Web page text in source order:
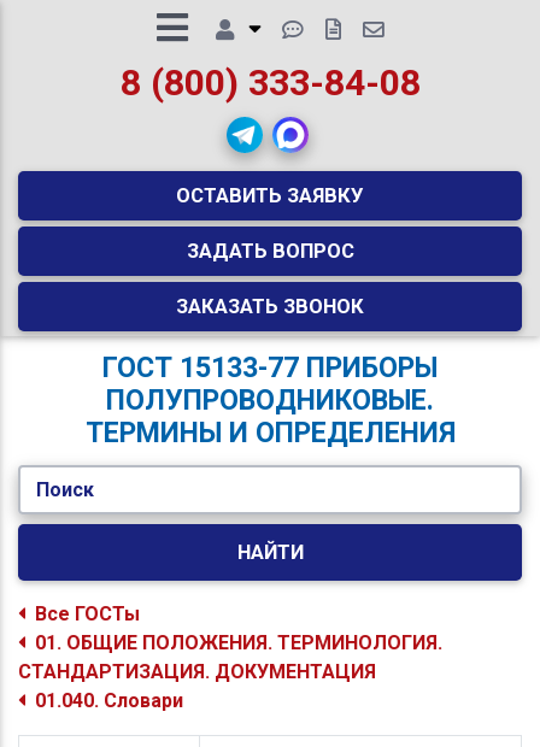
8 (800) 333-84-08
ОСТАВИТЬ ЗАЯВКУ
ЗАДАТЬ ВОПРОС
ЗАКАЗАТЬ ЗВОНОК
ГОСТ 15133-77 ПРИБОРЫ
ПОЛУПРОВОДНИКОВЫЕ.
ТЕРМИНЫ И ОПРЕДЕЛЕНИЯ
Поиск
НАЙТИ
Все ГОСТы
01. ОБЩИЕ ПОЛОЖЕНИЯ. ТЕРМИНОЛОГИЯ.
СТАНДАРТИЗАЦИЯ. ДОКУМЕНТАЦИЯ
01.040. Словари